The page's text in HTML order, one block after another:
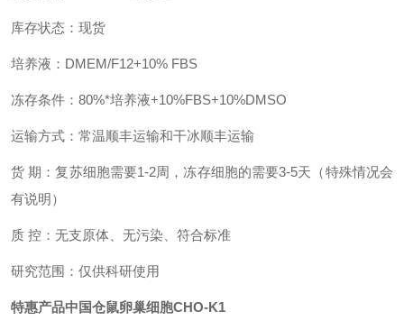
库存状态：现货
培养液 ：DMEM/F12+10% FBS
冻存条件：80%*培养液+10%FBS+10%DMSO
运输方式： 常温顺丰运输和干冰顺丰运输
货 期：复苏细胞需要1-2周，冻存细胞的需要3-5天（特殊情况会
有说明）
质 控：无支原体、无污染、符合标准
研究范围：仅供科研使用
特惠产品中国仓鼠卵巢细胞CHO-K1